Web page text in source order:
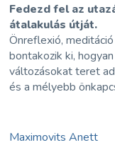
Fedezd fel az
átalakulás útját.
Önreflexió,
bontakozik ki,
változásokat teret
és a mélyebb
Maximovits Anett